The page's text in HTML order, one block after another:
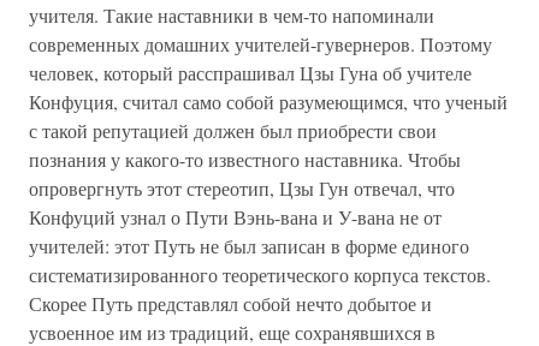
учителя. Такие наставники в чем-то напоминали
современных домашних учителей-гувернеров. Поэтому
человек, который расспрашивал Цзы Гуна об учителе
Конфуция, считал само собой разумеющимся, что ученый
с такой репутацией должен был приобрести свои
познания у какого-то известного наставника. Чтобы
опровергнуть этот стереотип, Цзы Гун отвечал, что
Конфуций узнал о Пути Вэнь-вана и У-вана не от
учителей: этот Путь не был записан в форме единого
систематизированного теоретического корпуса текстов.
Скорее Путь представлял собой нечто добытое и
усвоенное им из традиций, еще сохранявшихся в